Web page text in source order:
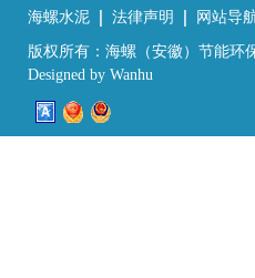
海螺水泥 法律声明 网站导
版权所有：海螺（安徽）节能环
Designed by Wanhu